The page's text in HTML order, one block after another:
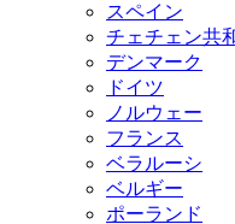
スペイン
チェチェン共
デンマーク
ドイツ
ノルウェー
フランス
ベラルーシ
ベルギー
ポーランド